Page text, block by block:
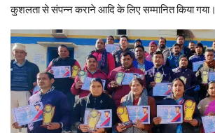
कुशलता से संपन्न कराने आदि के लिए सम्मानित किया गया।